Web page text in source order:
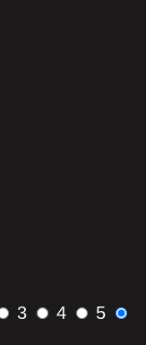
3 4 5